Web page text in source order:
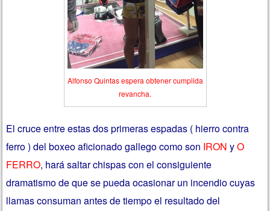
Alfonso Quintas espera obtener cumplida
revancha.
El cruce entre estas dos primeras espadas ( hierro contra
ferro ) del boxeo aficionado gallego como son IRON yO
FERRO, hará saltar chispas con el consiguiente
dramatismo de que se pueda ocasionar un incendio cuyas
llamas consuman antes de tiempo el resultado del